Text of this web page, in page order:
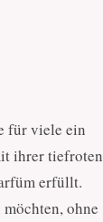
für viele ein
ihrer tiefroten
erfüllt.
ohne